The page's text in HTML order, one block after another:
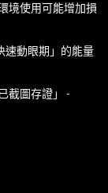
境使用可能增加損
速動眼期」的能量
截圖存證」 -